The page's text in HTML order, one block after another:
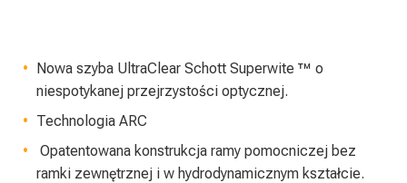
Nowa szyba UltraClear Schott Superwite ™ o
niespotykanej przejrzystości optycznej.
Technologia ARC
Opatentowana konstrukcja ramy pomocniczej bez
ramki zewnętrznej i w hydrodynamicznym kształcie.